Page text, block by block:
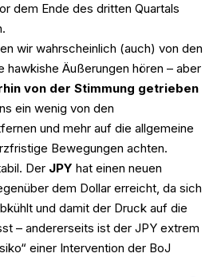
dem Ende des dritten Quartals
wir wahrscheinlich (auch) von den
hawkishe Äußerungen hören – aber
von der Stimmung getrieben
ein wenig von den
und mehr auf die allgemeine
Bewegungen achten.
Der JPY hat einen neuen
dem Dollar erreicht, da sich
und damit der Druck auf die
– andererseits ist der JPY extrem
einer Intervention der BoJ